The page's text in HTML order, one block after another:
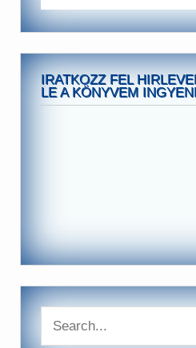
IRATKOZZ FEL
LE A KÖNYVEM